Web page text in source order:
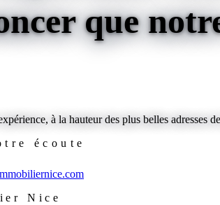
que
à la hauteur des plus belles adresses
écoute
Nice